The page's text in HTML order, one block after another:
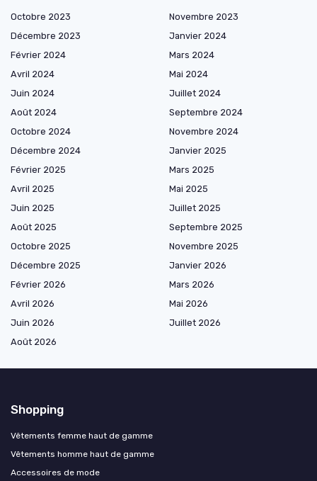
Octobre 2023
Novembre 2023
Décembre 2023
Janvier 2024
Février 2024
Mars 2024
Avril 2024
Mai 2024
Juin 2024
Juillet 2024
Août 2024
Septembre 2024
Octobre 2024
Novembre 2024
Décembre 2024
Janvier 2025
Février 2025
Mars 2025
Avril 2025
Mai 2025
Juin 2025
Juillet 2025
Août 2025
Septembre 2025
Octobre 2025
Novembre 2025
Décembre 2025
Janvier 2026
Février 2026
Mars 2026
Avril 2026
Mai 2026
Juin 2026
Juillet 2026
Août 2026
Shopping
Vêtements femme haut de gamme
Vêtements homme haut de gamme
Accessoires de mode